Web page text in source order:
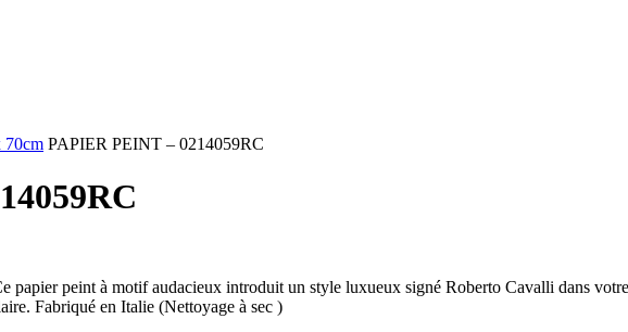
70cm PAPIER PEINT – 0214059RC
papier peint à motif audacieux introduit un style luxueux signé Roberto Cavalli dans
Fabriqué en Italie (Nettoyage à sec )